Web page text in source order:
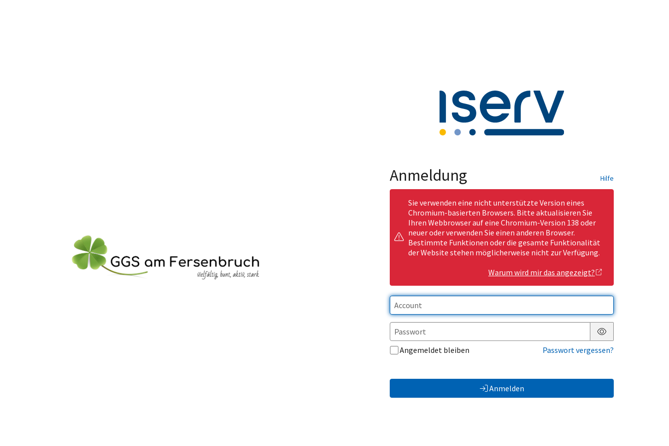
Anmeldung Hilfe
Sie verwenden eine nicht unterstützte Version eines
Chromium-basierten Browsers. Bitte aktualisieren Sie
Ihren Webbrowser auf eine Chromium-Version 138 oder
neuer oder verwenden Sie einen anderen Browser.
Bestimmte Funktionen oder die gesamte Funktionalität
der Website stehen möglicherweise nicht zur Verfügung.
Warum wird mir das angezeigt?
Passwort anzeigen
Angemeldet bleiben
Passwort vergessen?
Anmelden